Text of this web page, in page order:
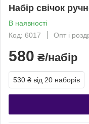
Набір свічок
В наявності
Код: 6017
Опт і
580 ₴/набір
530 ₴ від 20 наборів